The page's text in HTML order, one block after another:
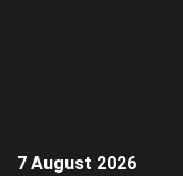
7 August 2026